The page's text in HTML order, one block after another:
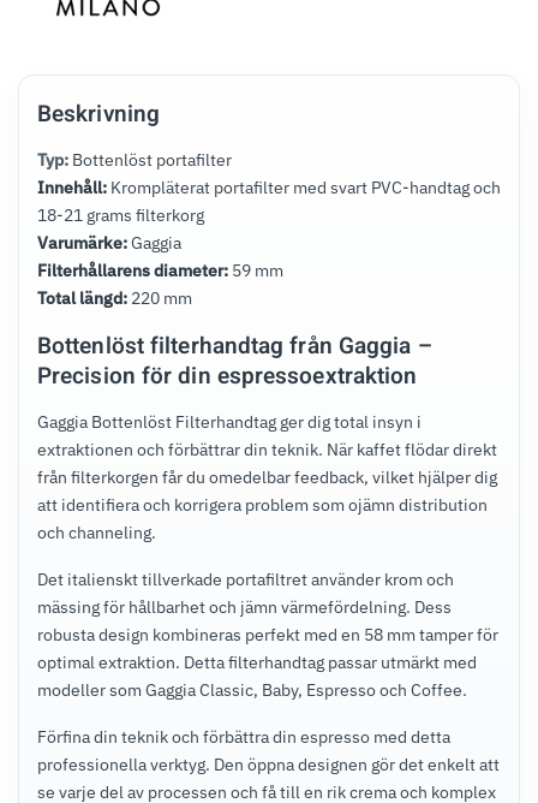
Beskrivning
Typ: Bottenlöst portafilter
Innehåll: Krompläterat portafilter med svart PVC-handtag och
18-21 grams filterkorg
Varumärke:Gaggia
Filterhållarens diameter: 59 mm
Total längd: 220 mm
Bottenlöst filterhandtag från Gaggia –
Precision för din espressoextraktion
Gaggia Bottenlöst Filterhandtag ger dig total insyn i
extraktionen och förbättrar din teknik. När kaffet flödar direkt
från filterkorgen får du omedelbar feedback, vilket hjälper dig
att identifiera och korrigera problem som ojämn distribution
och channeling.
Det italienskt tillverkade portafiltret använder krom och
mässing för hållbarhet och jämn värmefördelning. Dess
robusta design kombineras perfekt med en 58 mm tamper för
optimal extraktion. Detta filterhandtag passar utmärkt med
modeller som Gaggia Classic, Baby, Espresso och Coffee.
Förfina din teknik och förbättra din espresso med detta
professionella verktyg. Den öppna designen gör det enkelt att
se varje del av processen och få till en rik crema och komplex